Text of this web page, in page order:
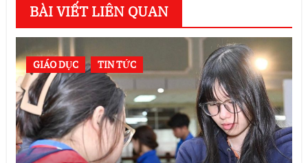
BÀI VIẾT LIÊN QUAN
GIÁO DỤC TIN TỨC